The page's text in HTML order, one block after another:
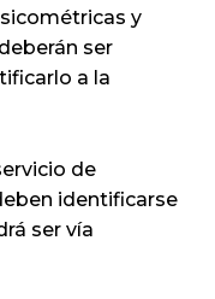
y
ser
a la
de
identificarse
ser vía